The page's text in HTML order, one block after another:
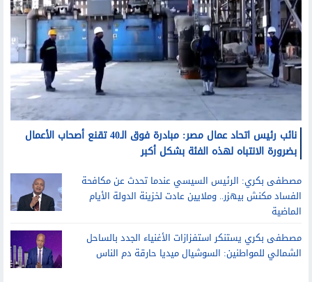
نائب رئيس اتحاد عمال مصر: مبادرة فوق الـ40 تقنع أصحاب الأعمال
بضرورة الانتباه لهذه الفئة بشكل أكبر
مصطفى بكري: الرئيس السيسي عندما تحدث عن مكافحة
الفساد مكنش بيهزر.. وملايين عادت لخزينة الدولة الأيام
الماضية
مصطفى بكري يستنكر استفزازات الأغنياء الجدد بالساحل
الشمالي للمواطنين: السوشيال ميديا حارقة دم الناس